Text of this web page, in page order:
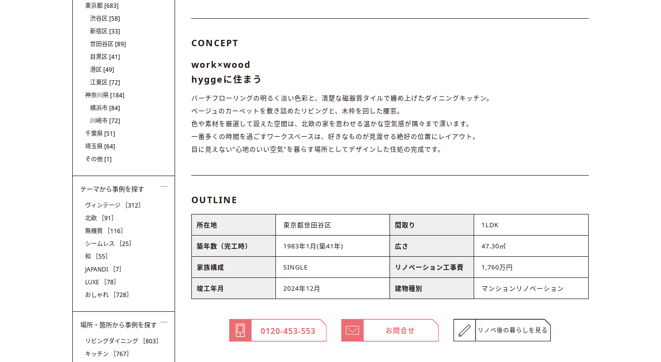
CONCEPT
work×wood
hyggeに住まう
バーチフローリングの明るく淡い色彩と、清楚な磁器質タイルで纏め上げたダイニングキッチン。
ベージュのカーペットを敷き詰めたリビングと、木枠を回した腰窓。
色や素材を厳選して設えた空間は、北欧の家を思わせる温かな空気感が隅々まで漂います。
一番多くの時間を過ごすワークスペースは、好きなものが見渡せる絶好の位置にレイアウト。
目に見えない“心地のいい空気”を暮らす場所としてデザインした住処の完成です。
OUTLINE
所在地 東京都世田谷区 間取り 1LDK
築年数（完工時） 1983年1月(築41年) 広さ 47.30㎡
家族構成 SINGLE リノベーション工事費 1,760万円
竣工年月 2024年12月 建物種別 マンションリノベーション
0120-453-553 お問合せ リノベ後の暮らしを見る
東京都 [683]
渋谷区 [58]
新宿区 [33]
世田谷区 [89]
目黒区 [41]
港区 [49]
江東区 [72]
神奈川県 [184]
横浜市 [84]
川崎市 [72]
千葉県 [51]
埼玉県 [64]
その他 [1]
テーマから事例を探す
ヴィンテージ
［312］
北欧
［91］
無機質
［116］
シームレス
［25］
和
［55］
JAPANDI
［7］
LUXE
［78］
おしゃれ
［728］
場所・箇所から事例を探す
リビングダイニング
［803］
キッチン
［767］